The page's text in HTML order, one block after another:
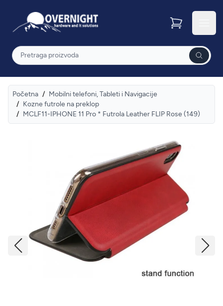
Overnight
Pretraga
Početna / Mobilni telefoni, Tableti i Navigacije
/ Kozne futrole na preklop
/ MCLF11-IPHONE 11 Pro * Futrola Leather FLIP Rose (149)